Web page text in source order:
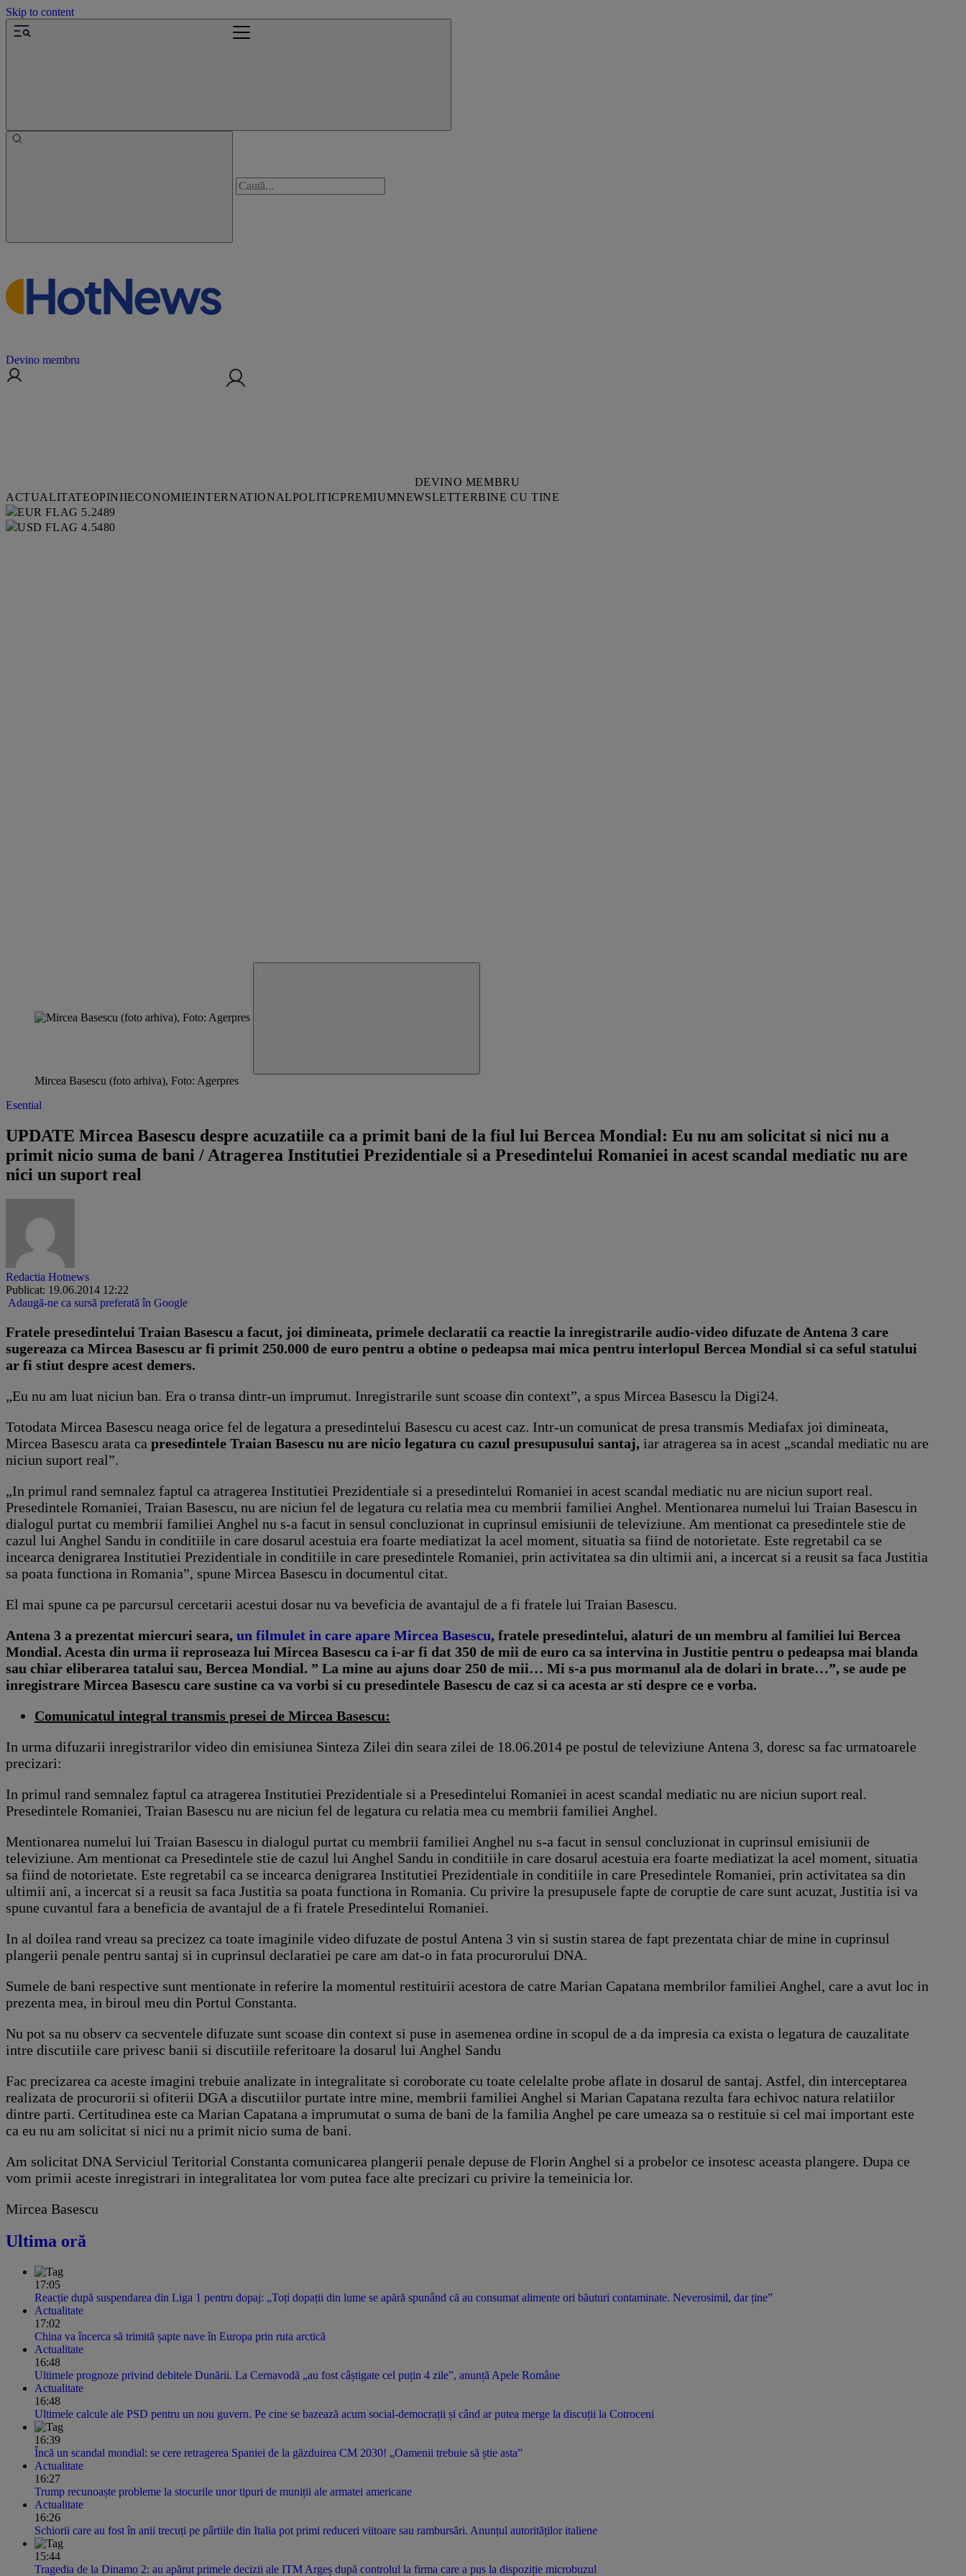
Skip to content
Devino membru
DEVINO MEMBRU
ACTUALITATEOPINIIECONOMIEINTERNATIONALPOLITICPREMIUMNEWSLETTERBINE CU TINE
5.2489
4.5480
Mircea Basescu (foto arhiva), Foto: Agerpres
Esential
UPDATE Mircea Basescu despre acuzatiile ca a primit bani de la fiul lui Bercea Mondial: Eu nu am solicitat si nici nu a
primit nicio suma de bani / Atragerea Institutiei Prezidentiale si a Presedintelui Romaniei in acest scandal mediatic nu are
nici un suport real
Redactia Hotnews
Publicat: 19.06.2014 12:22
Adaugă-ne ca sursă preferată în Google
Fratele presedintelui Traian Basescu a facut, joi dimineata, primele declaratii ca reactie la inregistrarile audio-video difuzate de Antena 3 care
sugereaza ca Mircea Basescu ar fi primit 250.000 de euro pentru a obtine o pedeapsa mai mica pentru interlopul Bercea Mondial si ca seful statului
ar fi stiut despre acest demers.
„Eu nu am luat niciun ban. Era o transa dintr-un imprumut. Inregistrarile sunt scoase din context”, a spus Mircea Basescu la Digi24.
Totodata Mircea Basescu neaga orice fel de legatura a presedintelui Basescu cu acest caz. Intr-un comunicat de presa transmis Mediafax joi dimineata,
Mircea Basescu arata ca presedintele Traian Basescu nu are nicio legatura cu cazul presupusului santaj, iar atragerea sa in acest „scandal mediatic nu are
niciun suport real”.
„In primul rand semnalez faptul ca atragerea Institutiei Prezidentiale si a presedintelui Romaniei in acest scandal mediatic nu are niciun suport real.
Presedintele Romaniei, Traian Basescu, nu are niciun fel de legatura cu relatia mea cu membrii familiei Anghel. Mentionarea numelui lui Traian Basescu in
dialogul purtat cu membrii familiei Anghel nu s-a facut in sensul concluzionat in cuprinsul emisiunii de televiziune. Am mentionat ca presedintele stie de
cazul lui Anghel Sandu in conditiile in care dosarul acestuia era foarte mediatizat la acel moment, situatia sa fiind de notorietate. Este regretabil ca se
incearca denigrarea Institutiei Prezidentiale in conditiile in care presedintele Romaniei, prin activitatea sa din ultimii ani, a incercat si a reusit sa faca Justitia
sa poata functiona in Romania”, spune Mircea Basescu in documentul citat.
El mai spune ca pe parcursul cercetarii acestui dosar nu va beveficia de avantajul de a fi fratele lui Traian Basescu.
Antena 3 a prezentat miercuri seara, un filmulet in care apare Mircea Basescu, fratele presedintelui, alaturi de un membru al familiei lui Bercea
Mondial. Acesta din urma ii reproseaza lui Mircea Basescu ca i-ar fi dat 350 de mii de euro ca sa intervina in Justitie pentru o pedeapsa mai blanda
sau chiar eliberarea tatalui sau, Bercea Mondial. ” La mine au ajuns doar 250 de mii… Mi s-a pus mormanul ala de dolari in brate…”, se aude pe
inregistrare Mircea Basescu care sustine ca va vorbi si cu presedintele Basescu de caz si ca acesta ar sti despre ce e vorba.
Comunicatul integral transmis presei de Mircea Basescu:
In urma difuzarii inregistrarilor video din emisiunea Sinteza Zilei din seara zilei de 18.06.2014 pe postul de televiziune Antena 3, doresc sa fac urmatoarele
precizari:
In primul rand semnalez faptul ca atragerea Institutiei Prezidentiale si a Presedintelui Romaniei in acest scandal mediatic nu are niciun suport real.
Presedintele Romaniei, Traian Basescu nu are niciun fel de legatura cu relatia mea cu membrii familiei Anghel.
Mentionarea numelui lui Traian Basescu in dialogul purtat cu membrii familiei Anghel nu s-a facut in sensul concluzionat in cuprinsul emisiunii de
televiziune. Am mentionat ca Presedintele stie de cazul lui Anghel Sandu in conditiile in care dosarul acestuia era foarte mediatizat la acel moment, situatia
sa fiind de notorietate. Este regretabil ca se incearca denigrarea Institutiei Prezidentiale in conditiile in care Presedintele Romaniei, prin activitatea sa din
ultimii ani, a incercat si a reusit sa faca Justitia sa poata functiona in Romania. Cu privire la presupusele fapte de coruptie de care sunt acuzat, Justitia isi va
spune cuvantul fara a beneficia de avantajul de a fi fratele Presedintelui Romaniei.
In al doilea rand vreau sa precizez ca toate imaginile video difuzate de postul Antena 3 vin si sustin starea de fapt prezentata chiar de mine in cuprinsul
plangerii penale pentru santaj si in cuprinsul declaratiei pe care am dat-o in fata procurorului DNA.
Sumele de bani respective sunt mentionate in referire la momentul restituirii acestora de catre Marian Capatana membrilor familiei Anghel, care a avut loc in
prezenta mea, in biroul meu din Portul Constanta.
Nu pot sa nu observ ca secventele difuzate sunt scoase din context si puse in asemenea ordine in scopul de a da impresia ca exista o legatura de cauzalitate
intre discutiile care privesc banii si discutiile referitoare la dosarul lui Anghel Sandu
Fac precizarea ca aceste imagini trebuie analizate in integralitate si coroborate cu toate celelalte probe aflate in dosarul de santaj. Astfel, din interceptarea
realizata de procurorii si ofiterii DGA a discutiilor purtate intre mine, membrii familiei Anghel si Marian Capatana rezulta fara echivoc natura relatiilor
dintre parti. Certitudinea este ca Marian Capatana a imprumutat o suma de bani de la familia Anghel pe care umeaza sa o restituie si cel mai important este
ca eu nu am solicitat si nici nu a primit nicio suma de bani.
Am solicitat DNA Serviciul Teritorial Constanta comunicarea plangerii penale depuse de Florin Anghel si a probelor ce insotesc aceasta plangere. Dupa ce
vom primii aceste inregistrari in integralitatea lor vom putea face alte precizari cu privire la temeinicia lor.
Mircea Basescu
Ultima oră
17:05
Reacție după suspendarea din Liga 1 pentru dopaj: „Toți dopații din lume se apără spunând că au consumat alimente ori băuturi contaminate. Neverosimil, dar ține”
Actualitate
17:02
China va încerca să trimită șapte nave în Europa prin ruta arctică
Actualitate
16:48
Ultimele prognoze privind debitele Dunării. La Cernavodă „au fost câștigate cel puțin 4 zile”, anunță Apele Române
Actualitate
16:48
Ultimele calcule ale PSD pentru un nou guvern. Pe cine se bazează acum social-democrații și când ar putea merge la discuții la Cotroceni
16:39
Încă un scandal mondial: se cere retragerea Spaniei de la găzduirea CM 2030! „Oamenii trebuie să știe asta”
Actualitate
16:27
Trump recunoaște probleme la stocurile unor tipuri de muniții ale armatei americane
Actualitate
16:26
Schiorii care au fost în anii trecuți pe pârtiile din Italia pot primi reduceri viitoare sau rambursări. Anunțul autorităților italiene
15:44
Tragedia de la Dinamo 2: au apărut primele decizii ale ITM Argeș după controlul la firma care a pus la dispoziție microbuzul